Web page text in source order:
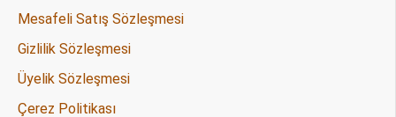
Mesafeli Satış Sözleşmesi
Gizlilik Sözleşmesi
Üyelik Sözleşmesi
Çerez Politikası